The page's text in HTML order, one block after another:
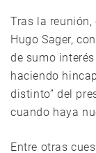
Tras la
Hugo Sager,
de sumo
haciendo
distinto” del
cuando haya
Entre otras